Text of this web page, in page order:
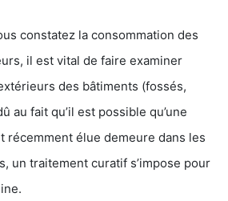
constatez la consommation des
il est vital de faire examiner
des bâtiments (fossés,
au fait qu’il est possible qu’une
récemment élue demeure dans les
un traitement curatif s’impose pour